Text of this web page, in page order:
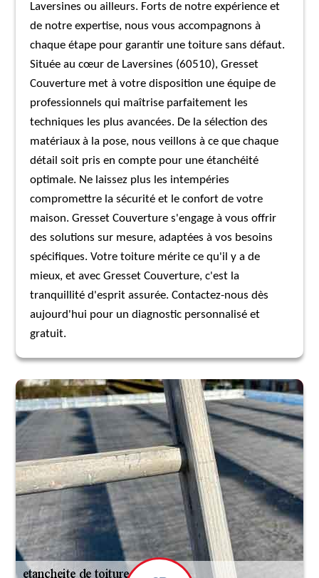
Laversines ou ailleurs. Forts de notre expérience et
de notre expertise, nous vous accompagnons à
chaque étape pour garantir une toiture sans défaut.
Située au cœur de Laversines (60510), Gresset
Couverture met à votre disposition une équipe de
professionnels qui maîtrise parfaitement les
techniques les plus avancées. De la sélection des
matériaux à la pose, nous veillons à ce que chaque
détail soit pris en compte pour une étanchéité
optimale. Ne laissez plus les intempéries
compromettre la sécurité et le confort de votre
maison. Gresset Couverture s'engage à vous offrir
des solutions sur mesure, adaptées à vos besoins
spécifiques. Votre toiture mérite ce qu'il y a de
mieux, et avec Gresset Couverture, c'est la
tranquillité d'esprit assurée. Contactez-nous dès
aujourd'hui pour un diagnostic personnalisé et
gratuit.